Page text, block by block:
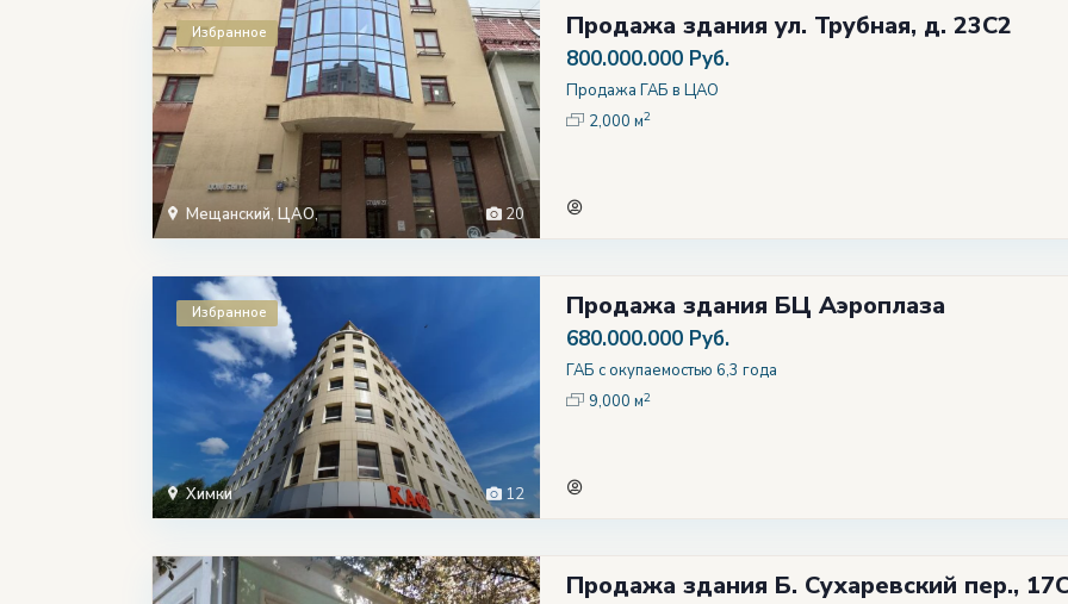
20
Мещанский, ЦАО,
Избранное Продажа здания ул. Трубная, д. 23С2
800.000.000 Руб.
Продажа ГАБ в ЦАО
2,000 м2
12
Химки
Избранное Продажа здания БЦ Аэроплаза
680.000.000 Руб.
ГАБ с окупаемостью 6,3 года
9,000 м2
Продажа здания Б. Сухаревский пер.,